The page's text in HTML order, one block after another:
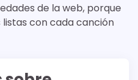
de la web, porque
con cada canción